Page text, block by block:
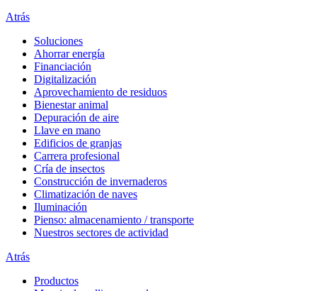
Atrás
Soluciones
Ahorrar energía
Financiación
Digitalización
Aprovechamiento de residuos
Bienestar animal
Depuración de aire
Llave en mano
Edificios de granjas
Carrera profesional
Cría de insectos
Construcción de invernaderos
Climatización de naves
Iluminación
Pienso: almacenamiento / transporte
Nuestros sectores de actividad
Atrás
Productos